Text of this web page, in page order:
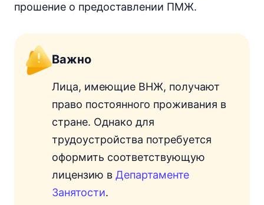
прошение о предоставлении ПМЖ.
Важно
Лица, имеющие ВНЖ, получают
право постоянного проживания в
стране. Однако для
трудоустройства потребуется
оформить соответствующую
лицензию в Департаменте
Занятости.